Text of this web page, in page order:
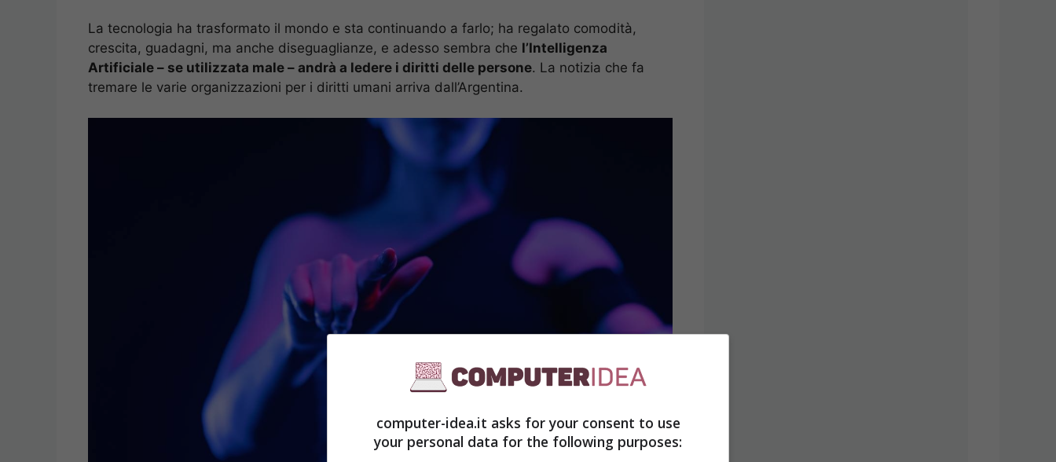
La tecnologia ha trasformato il mondo e sta continuando a farlo; ha regalato comodità,
crescita, guadagni, ma anche diseguaglianze, e adesso sembra che l’Intelligenza
Artificiale – se utilizzata male – andrà a ledere i diritti delle persone. La notizia che fa
tremare le varie organizzazioni per i diritti umani arriva dall’Argentina.
computer-idea.it asks for your consent to use
your personal data for the following purposes: